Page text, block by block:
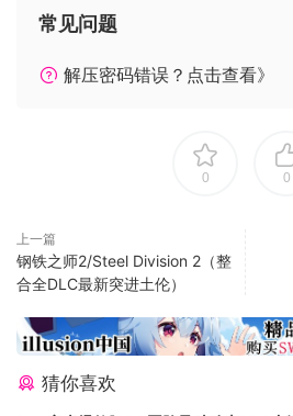
筑城防守，征兵御敌
守城时可为己方武将防御加成，通常
显，受攻击时回避概率更大。
较高的文将当做太守时，武将的回复
招降武将时需要符合历史史实，若是
则该武将也无法被招降
注：游戏暂不支持窗口模式
常见问题
解压密码错误？点击查看》
0 0
上一篇
钢铁之师2/Steel Division 2（整
合全DLC最新突进土伦）
猜你喜欢